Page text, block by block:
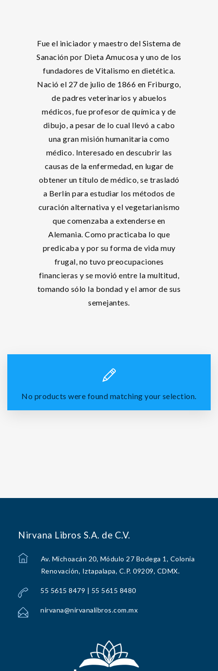
Fue el iniciador y maestro del Sistema de
Sanación por Dieta Amucosa y uno de los
fundadores de Vitalismo en dietética.
Nació el 27 de julio de 1866 en Friburgo,
de padres veterinarios y abuelos
médicos, fue profesor de química y de
dibujo, a pesar de lo cual llevó a cabo
una gran misión humanitaria como
médico. Interesado en descubrir las
causas de la enfermedad, en lugar de
obtener un título de médico, se trasladó
a Berlín para estudiar los métodos de
curación alternativa y el vegetarianismo
que comenzaba a extenderse en
Alemania. Como practicaba lo que
predicaba y por su forma de vida muy
frugal, no tuvo preocupaciones
financieras y se movió entre la multitud,
tomando sólo la bondad y el amor de sus
semejantes.
No products were found matching your selection.
Nirvana Libros S.A. de C.V.
Av. Michoacán 20, Módulo 27 Bodega 1, Colonia
Renovación, Iztapalapa, C.P. 09209, CDMX.
55 5615 8479 | 55 5615 8480
nirvana@nirvanalibros.com.mx